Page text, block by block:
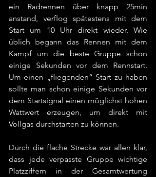
ein Radrennen über knapp 25min
anstand, verflog spätestens mit dem
Start um 10 Uhr direkt wieder. Wie
üblich begann das Rennen mit dem
Kampf um die beste Gruppe schon
einige Sekunden vor dem Rennstart.
Um einen „fliegenden“ Start zu haben
sollte man schon einige Sekunden vor
dem Startsignal einen möglichst hohen
Wattwert erzeugen, um direkt mit
Vollgas durchstarten zu können.
Durch die flache Strecke war allen klar,
dass jede verpasste Gruppe wichtige
Platzziffern in der Gesamtwertung